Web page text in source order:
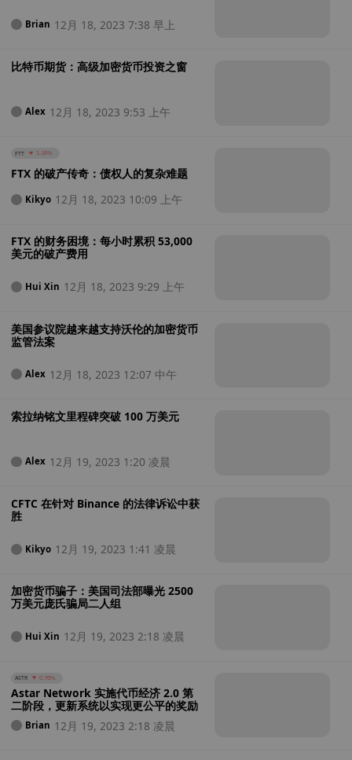
Brian 12月 18, 2023 7:38 早上
比特币期货：高级加密货币投资之窗
Alex 12月 18, 2023 9:53 上午
FTT 1.16%
FTX 的破产传奇：债权人的复杂难题
Kikyo 12月 18, 2023 10:09 上午
FTX 的财务困境：每小时累积 53,000
美元的破产费用
Hui Xin 12月 18, 2023 9:29 上午
美国参议院越来越支持沃伦的加密货币
监管法案
Alex 12月 18, 2023 12:07 中午
索拉纳铭文里程碑突破 100 万美元
Alex 12月 19, 2023 1:20 凌晨
CFTC 在针对 Binance 的法律诉讼中获
胜
Kikyo 12月 19, 2023 1:41 凌晨
加密货币骗子：美国司法部曝光 2500
万美元庞氏骗局二人组
Hui Xin 12月 19, 2023 2:18 凌晨
ASTR 0.76%
Astar Network 实施代币经济 2.0 第
二阶段，更新系统以实现更公平的奖励
Brian 12月 19, 2023 2:18 凌晨